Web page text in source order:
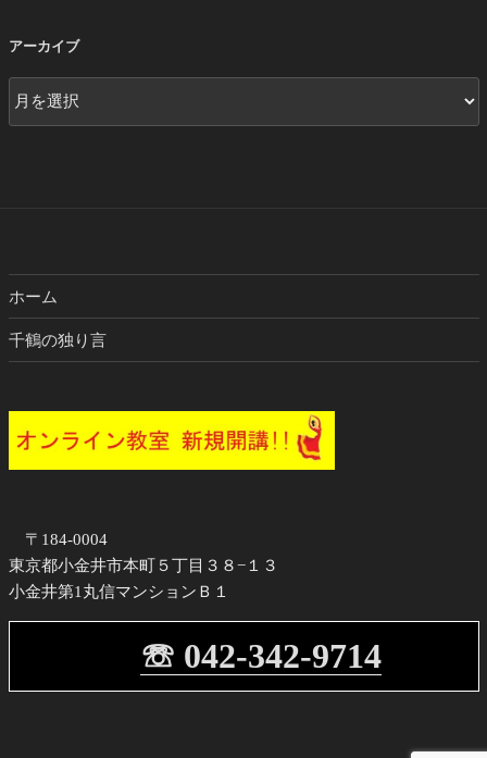
アーカイブ
ホーム
千鶴の独り言
〒184-0004
東京都小金井市本町５丁目３８−１３
小金井第1丸信マンションＢ１
☏ 042-342-9714